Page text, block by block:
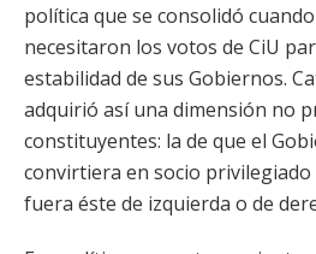
política que se consolidó cuando
necesitaron los votos de CiU
estabilidad de sus Gobiernos.
adquirió así una dimensión no
constituyentes: la de que el
convirtiera en socio
fuera éste de izquierda o de